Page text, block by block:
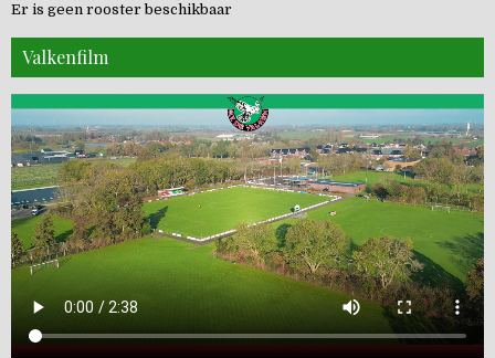
Er is geen rooster beschikbaar
Valkenfilm